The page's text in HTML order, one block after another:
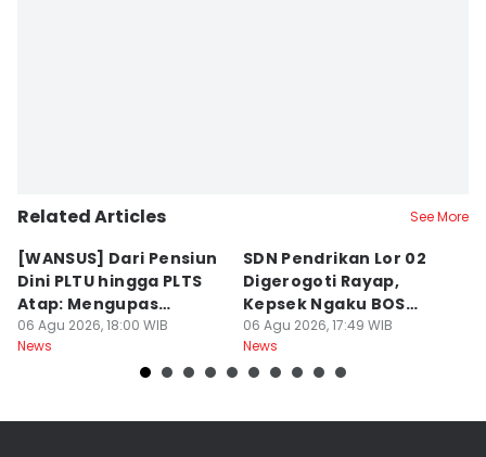
Related Articles See More
[WANSUS] Dari Pensiun
Dini PLTU hingga PLTS
Atap: Mengupas
Sengkarut Bisnis Energi
di Indonesia
06 Agu 2026, 18:00 WIB
News
SDN Pendrikan Lor 02
Digerogoti Rayap,
Kepsek Ngaku BOS
Cuma Rp54 Juta
06 Agu 2026, 17:49 WIB
News